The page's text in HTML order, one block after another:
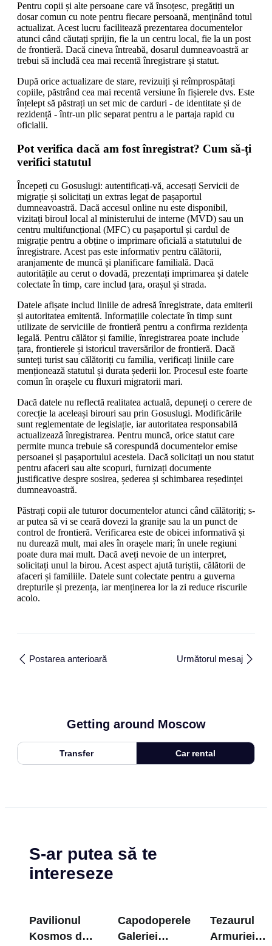
Pentru copii și alte persoane care vă însoțesc, pregătiți un
dosar comun cu note pentru fiecare persoană, menținând totul
actualizat. Acest lucru facilitează prezentarea documentelor
atunci când căutați sprijin, fie la un centru local, fie la un post
de frontieră. Dacă cineva întreabă, dosarul dumneavoastră ar
trebui să includă cea mai recentă înregistrare și statut.
După orice actualizare de stare, revizuiți și reîmprospătați
copiile, păstrând cea mai recentă versiune în fișierele dvs. Este
înțelept să păstrați un set mic de carduri - de identitate și de
rezidență - într-un plic separat pentru a le partaja rapid cu
oficialii.
Pot verifica dacă am fost înregistrat? Cum să-ți
verifici statutul
Începeți cu Gosuslugi: autentificați-vă, accesați Servicii de
migrație și solicitați un extras legat de pașaportul
dumneavoastră. Dacă accesul online nu este disponibil,
vizitați biroul local al ministerului de interne (MVD) sau un
centru multifuncțional (MFC) cu pașaportul și cardul de
migrație pentru a obține o imprimare oficială a statutului de
înregistrare. Acest pas este informativ pentru călătorii,
aranjamente de muncă și planificare familială. Dacă
autoritățile au cerut o dovadă, prezentați imprimarea și datele
colectate în timp, care includ țara, orașul și strada.
Datele afișate includ liniile de adresă înregistrate, data emiterii
și autoritatea emitentă. Informațiile colectate în timp sunt
utilizate de serviciile de frontieră pentru a confirma rezidența
legală. Pentru călător și familie, înregistrarea poate include
țara, frontierele și istoricul traversărilor de frontieră. Dacă
sunteți turist sau călătoriți cu familia, verificați liniile care
menționează statutul și durata șederii lor. Procesul este foarte
comun în orașele cu fluxuri migratorii mari.
Dacă datele nu reflectă realitatea actuală, depuneți o cerere de
corecție la aceleași birouri sau prin Gosuslugi. Modificările
sunt reglementate de legislație, iar autoritatea responsabilă
actualizează înregistrarea. Pentru muncă, orice statut care
permite munca trebuie să corespundă documentelor emise
persoanei și pașaportului acesteia. Dacă solicitați un nou statut
pentru afaceri sau alte scopuri, furnizați documente
justificative despre sosirea, șederea și schimbarea reședinței
dumneavoastră.
Păstrați copii ale tuturor documentelor atunci când călătoriți; s-
ar putea să vi se ceară dovezi la granițe sau la un punct de
control de frontieră. Verificarea este de obicei informativă și
nu durează mult, mai ales în orașele mari; în unele regiuni
poate dura mai mult. Dacă aveți nevoie de un interpret,
solicitați unul la birou. Acest aspect ajută turiștii, călătorii de
afaceri și familiile. Datele sunt colectate pentru a guverna
drepturile și prezența, iar menținerea lor la zi reduce riscurile
acolo.
Postarea anterioară Următorul mesaj
Getting around Moscow
Transfer Car rental
S-ar putea să te
intereseze
Pavilionul
Kosmos de
Capodoperele
Galeriei
Tezaurul
Armuriei